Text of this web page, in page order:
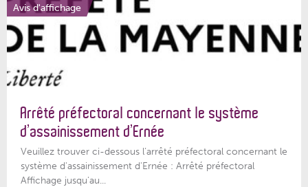
Avis d'affichage
Arrêté préfectoral concernant le système
d’assainissement d’Ernée
Veuillez trouver ci-dessous l’arrêté préfectoral concernant le
système d'assainissement d'Ernée : Arrêté préfectoral
Affichage jusqu'au...